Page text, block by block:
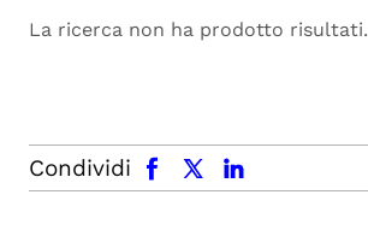
La ricerca non ha prodotto risultati.
Condividi
facebook x.com linkedin